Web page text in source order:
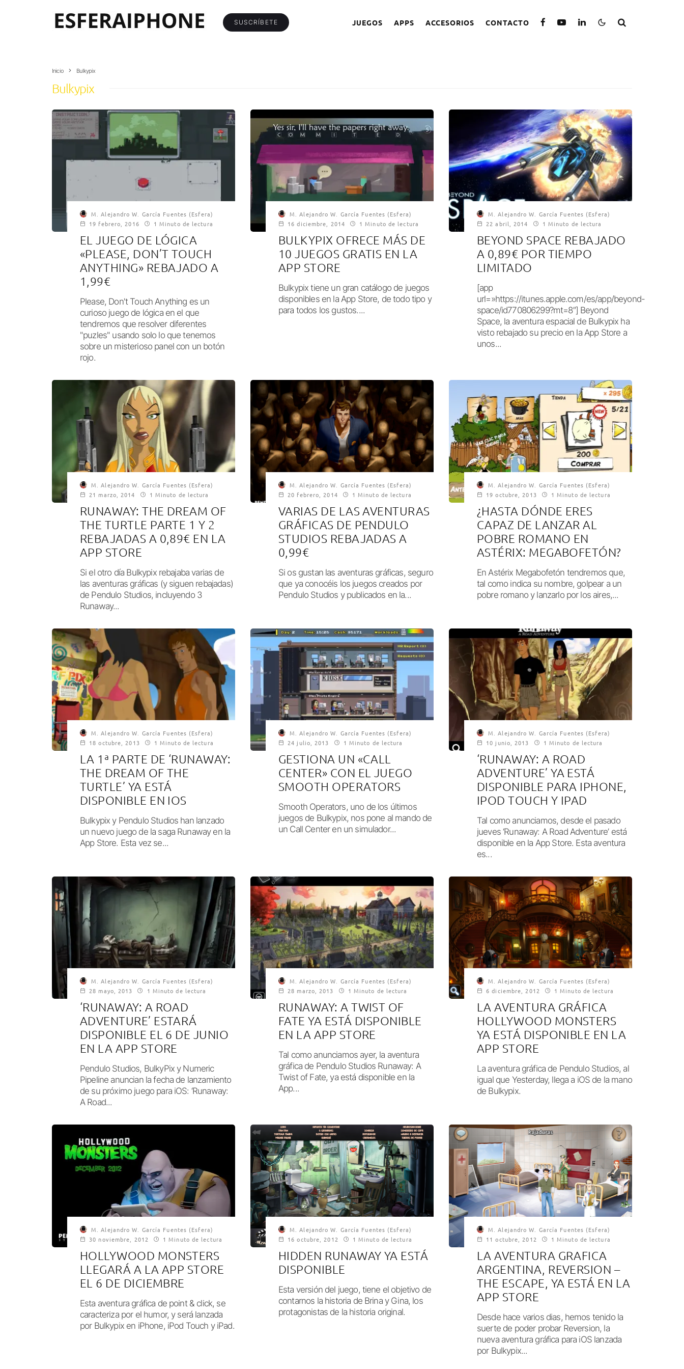
SUSCRÍBETE JUEGOS APPS ACCESORIOS CONTACTO
Inicio Bulkypix
Bulkypix
M. Alejandro W. García Fuentes (Esfera)
19 febrero, 2016
1 Minuto de lectura
EL JUEGO DE LÓGICA
«PLEASE, DON’T TOUCH
ANYTHING» REBAJADO A
1,99€
Please, Don't Touch Anything es un
curioso juego de lógica en el que
tendremos que resolver diferentes
"puzles" usando solo lo que tenemos
sobre un misterioso panel con un botón
rojo.
M. Alejandro W. García Fuentes (Esfera)
16 diciembre, 2014
1 Minuto de lectura
BULKYPIX OFRECE MÁS DE
10 JUEGOS GRATIS EN LA
APP STORE
Bulkypix tiene un gran catálogo de juegos
disponibles en la App Store, de todo tipo y
para todos los gustos....
M. Alejandro W. García Fuentes (Esfera)
22 abril, 2014
1 Minuto de lectura
BEYOND SPACE REBAJADO
A 0,89€ POR TIEMPO
LIMITADO
[app
url=»https://itunes.apple.com/es/app/beyond-
space/id770806299?mt=8″] Beyond
Space, la aventura espacial de Bulkypix ha
visto rebajado su precio en la App Store a
unos...
M. Alejandro W. García Fuentes (Esfera)
21 marzo, 2014
1 Minuto de lectura
RUNAWAY: THE DREAM OF
THE TURTLE PARTE 1 Y 2
REBAJADAS A 0,89€ EN LA
APP STORE
Si el otro día Bulkypix rebajaba varias de
las aventuras gráficas (y siguen rebajadas)
de Pendulo Studios, incluyendo 3
Runaway...
M. Alejandro W. García Fuentes (Esfera)
20 febrero, 2014
1 Minuto de lectura
VARIAS DE LAS AVENTURAS
GRÁFICAS DE PENDULO
STUDIOS REBAJADAS A
0,99€
Si os gustan las aventuras gráficas, seguro
que ya conocéis los juegos creados por
Pendulo Studios y publicados en la...
M. Alejandro W. García Fuentes (Esfera)
19 octubre, 2013
1 Minuto de lectura
¿HASTA DÓNDE ERES
CAPAZ DE LANZAR AL
POBRE ROMANO EN
ASTÉRIX: MEGABOFETÓN?
En Astérix Megabofetón tendremos que,
tal como indica su nombre, golpear a un
pobre romano y lanzarlo por los aires,...
M. Alejandro W. García Fuentes (Esfera)
18 octubre, 2013
1 Minuto de lectura
LA 1ª PARTE DE ‘RUNAWAY:
THE DREAM OF THE
TURTLE’ YA ESTÁ
DISPONIBLE EN IOS
Bulkypix y Pendulo Studios han lanzado
un nuevo juego de la saga Runaway en la
App Store. Esta vez se...
M. Alejandro W. García Fuentes (Esfera)
24 julio, 2013
1 Minuto de lectura
GESTIONA UN «CALL
CENTER» CON EL JUEGO
SMOOTH OPERATORS
Smooth Operators, uno de los últimos
juegos de Bulkypix, nos pone al mando de
un Call Center en un simulador...
M. Alejandro W. García Fuentes (Esfera)
10 junio, 2013
1 Minuto de lectura
‘RUNAWAY: A ROAD
ADVENTURE’ YA ESTÁ
DISPONIBLE PARA IPHONE,
IPOD TOUCH Y IPAD
Tal como anunciamos, desde el pasado
jueves ‘Runaway: A Road Adventure’ está
disponible en la App Store. Esta aventura
es...
M. Alejandro W. García Fuentes (Esfera)
28 mayo, 2013
1 Minuto de lectura
‘RUNAWAY: A ROAD
ADVENTURE’ ESTARÁ
DISPONIBLE EL 6 DE JUNIO
EN LA APP STORE
Pendulo Studios, BulkyPix y Numeric
Pipeline anuncian la fecha de lanzamiento
de su próximo juego para iOS: ‘Runaway:
A Road...
M. Alejandro W. García Fuentes (Esfera)
28 marzo, 2013
1 Minuto de lectura
RUNAWAY: A TWIST OF
FATE YA ESTÁ DISPONIBLE
EN LA APP STORE
Tal como anunciamos ayer, la aventura
gráfica de Pendulo Studios Runaway: A
Twist of Fate, ya está disponible en la
App...
M. Alejandro W. García Fuentes (Esfera)
6 diciembre, 2012
1 Minuto de lectura
LA AVENTURA GRÁFICA
HOLLYWOOD MONSTERS
YA ESTÁ DISPONIBLE EN LA
APP STORE
La aventura gráfica de Pendulo Studios, al
igual que Yesterday, llega a iOS de la mano
de Bulkypix.
M. Alejandro W. García Fuentes (Esfera)
30 noviembre, 2012
1 Minuto de lectura
HOLLYWOOD MONSTERS
LLEGARÁ A LA APP STORE
EL 6 DE DICIEMBRE
Esta aventura gráfica de point & click, se
caracteriza por el humor, y será lanzada
por Bulkypix en iPhone, iPod Touch y iPad.
M. Alejandro W. García Fuentes (Esfera)
16 octubre, 2012
1 Minuto de lectura
HIDDEN RUNAWAY YA ESTÁ
DISPONIBLE
Esta versión del juego, tiene el objetivo de
contarnos la historia de Brina y Gina, los
protagonistas de la historia original.
M. Alejandro W. García Fuentes (Esfera)
11 octubre, 2012
1 Minuto de lectura
LA AVENTURA GRAFICA
ARGENTINA, REVERSION –
THE ESCAPE, YA ESTÁ EN LA
APP STORE
Desde hace varios dias, hemos tenido la
suerte de poder probar Reversion, la
nueva aventura gráfica para iOS lanzada
por Bulkypix...